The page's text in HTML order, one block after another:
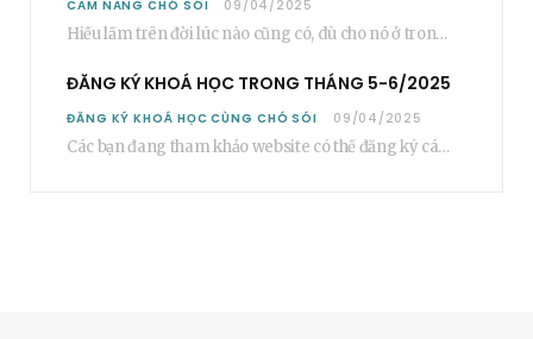
CẨM NANG CHÓ SÓI 09/04/2025
Hiểu lầm trên đời lúc nào cũng có, dù cho nó ở trong một mối…
ĐĂNG KÝ KHOÁ HỌC TRONG THÁNG 5-6/2025
ĐĂNG KÝ KHOÁ HỌC CÙNG CHÓ SÓI 09/04/2025
Các bạn đang tham khảo website có thể đăng ký các khoá học cơ bản…